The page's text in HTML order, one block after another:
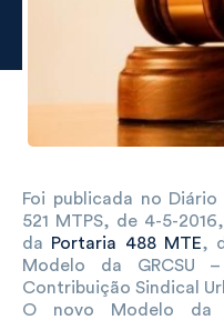
Foi publicada no
521 MTPS, de 4-5-
da
Portaria 488 MTE,
Modelo da GRCSU
Contribuição Sindical
O novo Modelo da